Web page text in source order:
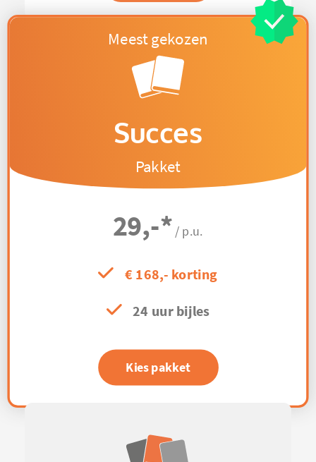
Succes
Pakket
29,-* / p.u.
€ 168,- korting
24 uur bijles
Kies pakket